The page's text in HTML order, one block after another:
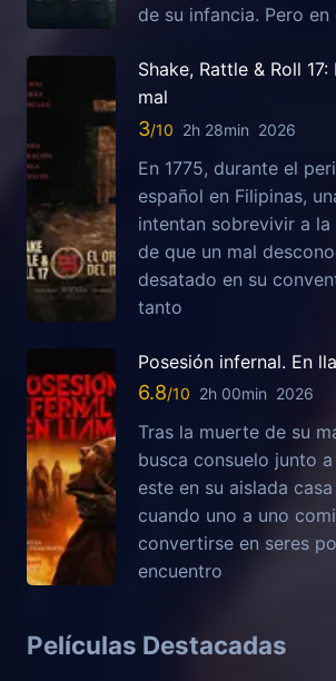
de su infancia. Pero
Shake, Rattle & Roll
mal
3 2h 28min 2026
En 1775, durante el
español en Filipinas,
intentan sobrevivir a la
de que un mal
desatado en su
tanto
Posesión infernal. En
6.8 2h 00min 2026
Tras la muerte de su
busca consuelo junto
este en su aislada
cuando uno a uno
convertirse en seres
encuentro
Películas Destacadas